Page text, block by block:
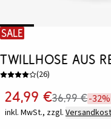
SALE
Twillhose aus
(26)
24,99 €36,99 €-32%
inkl. MwSt., zzgl.